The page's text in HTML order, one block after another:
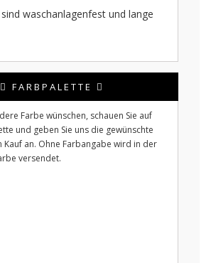
waschanlagenfest und lange
FARBPALETTE
Farbe wünschen, schauen Sie auf
und geben Sie uns die gewünschte
Kauf an. Ohne Farbangabe wird in der
versendet.